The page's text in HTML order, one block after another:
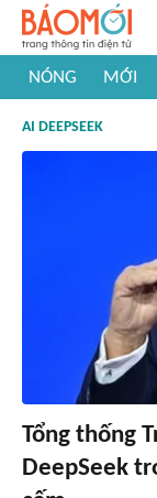
NÓNG MỚI
#Khám phá thế giới
AI DEEPSEEK
Tổng thống
DeepSeek